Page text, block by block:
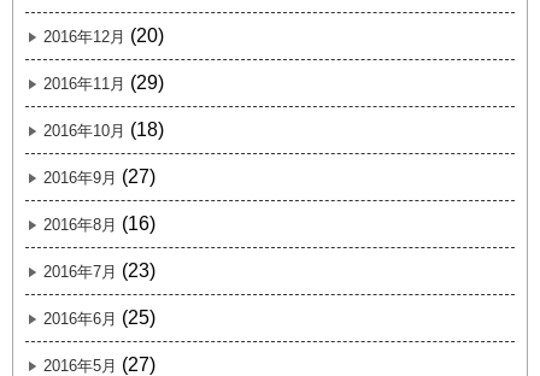
2016年12月 (20)
2016年11月 (29)
2016年10月 (18)
2016年9月 (27)
2016年8月 (16)
2016年7月 (23)
2016年6月 (25)
2016年5月 (27)